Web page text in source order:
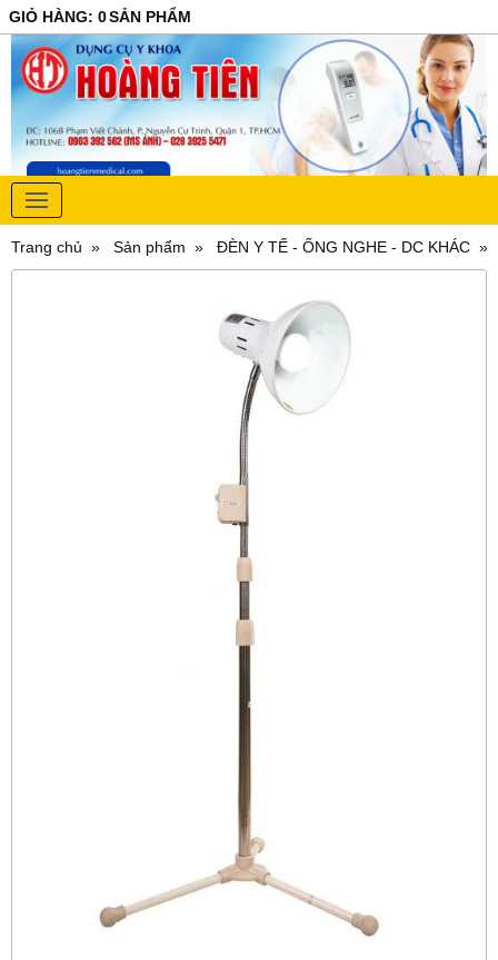
GIỎ HÀNG: 0SẢN PHẨM
Trang chủ Sản phẩm ĐÈN Y TẾ - ỐNG NGHE - DC KHÁC